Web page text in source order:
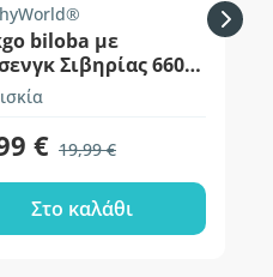
biloba με
Σιβηρίας 6600
€ 19,99 €
Στο καλάθι